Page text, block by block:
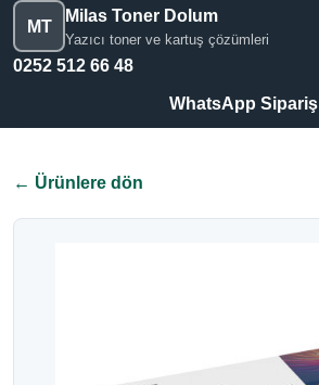
MT
Milas Toner Dolum
Yazıcı toner ve kartuş çözümleri
0252 512 66 48
WhatsApp Sipariş
← Ürünlere dön